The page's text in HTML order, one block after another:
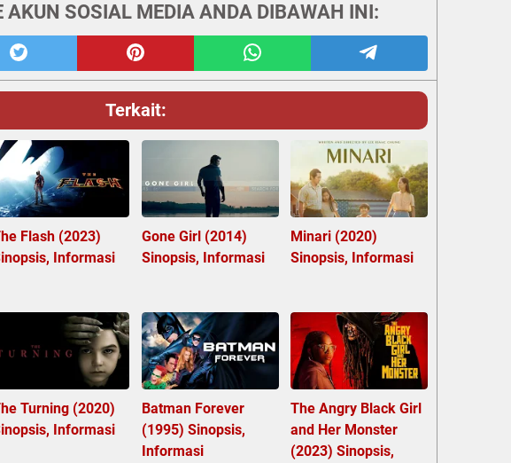
AKUN SOSIAL MEDIA ANDA DIBAWAH INI:
Terkait:
Flash (2023)
Informasi
Gone Girl (2014)
Sinopsis, Informasi
Minari (2020)
Sinopsis, Informasi
Turning (2020)
Informasi
Batman Forever
(1995) Sinopsis,
Informasi
The Angry Black Girl
and Her Monster
(2023) Sinopsis,